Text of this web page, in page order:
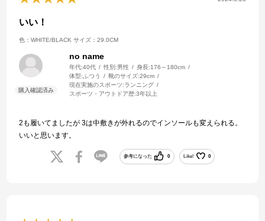
いい！
色：WHITE/BLACK サイズ：29.0CM
no name
年代:40代 性別:男性 身長:176～180cm
体型: ふつう 靴のサイズ:29cm
現在実施のスポーツ:ランニング
スポーツ・アウトドア歴:3年以上
2も履いてましたが 3は中敷きが外れるのでインソールも変えられる。
いいと思います。
参考になった 0 Like! 0